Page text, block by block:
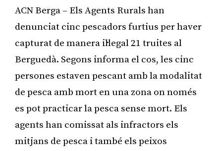
ACN Berga – Els Agents Rurals han
denunciat cinc pescadors furtius per haver
capturat de manera il·legal 21 truites al
Berguedà. Segons informa el cos, les cinc
persones estaven pescant amb la modalitat
de pesca amb mort en una zona on només
es pot practicar la pesca sense mort. Els
agents han comissat als infractors els
mitjans de pesca i també els peixos